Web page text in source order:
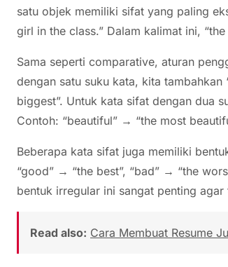
satu objek memiliki sifat yang paling
girl in the class.” Dalam kalimat ini,
Sama seperti comparative, aturan
dengan satu suku kata, kita
biggest”. Untuk kata sifat dengan dua
Contoh: “beautiful” → “the most
Beberapa kata sifat juga memiliki
“good” → “the best”, “bad” → “the
bentuk irregular ini sangat penting
Read also: Cara Membuat Resume